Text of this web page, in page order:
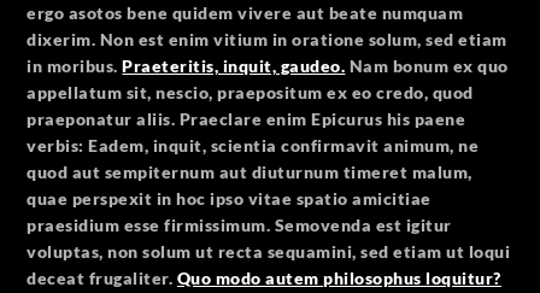
ergo asotos bene quidem vivere aut beate numquam
dixerim. Non est enim vitium in oratione solum, sed etiam
in moribus.Praeteritis, inquit, gaudeo. Nam bonum ex quo
appellatum sit, nescio, praepositum ex eo credo, quod
praeponatur aliis. Praeclare enim Epicurus his paene
verbis: Eadem, inquit, scientia confirmavit animum, ne
quod aut sempiternum aut diuturnum timeret malum,
quae perspexit in hoc ipso vitae spatio amicitiae
praesidium esse firmissimum. Semovenda est igitur
voluptas, non solum ut recta sequamini, sed etiam ut loqui
deceat frugaliter. Quo modo autem philosophus loquitur?